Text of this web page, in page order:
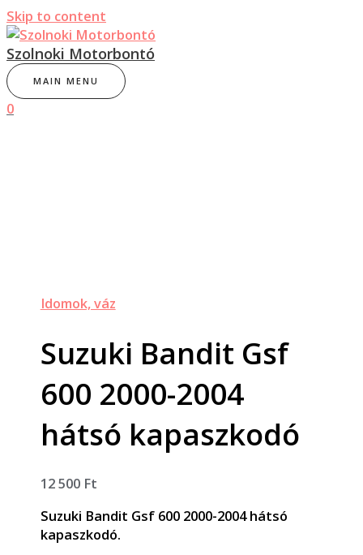
Skip to content
Szolnoki Motorbontó
MAIN MENU
0
Idomok, váz
Suzuki Bandit Gsf
600 2000-2004
hátsó kapaszkodó
12 500 Ft
Suzuki Bandit Gsf 600 2000-2004 hátsó
kapaszkodó.